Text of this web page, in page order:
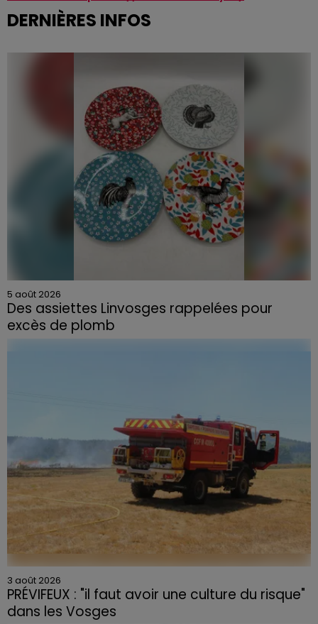
DERNIÈRES INFOS
5 août 2026
Des assiettes Linvosges rappelées pour
excès de plomb
Du plomb a été détecté dans deux assiettes en
3 août 2026
PRÉVIFEUX : "il faut avoir une culture du risque"
dans les Vosges